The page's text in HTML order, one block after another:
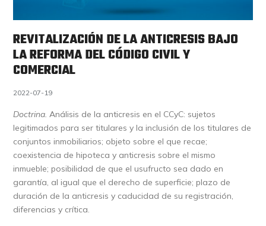
REVITALIZACIÓN DE LA ANTICRESIS BAJO
LA REFORMA DEL CÓDIGO CIVIL Y
COMERCIAL
2022-07-19
Doctrina. Análisis de la anticresis en el CCyC: sujetos
legitimados para ser titulares y la inclusión de los titulares de
conjuntos inmobiliarios; objeto sobre el que recae;
coexistencia de hipoteca y anticresis sobre el mismo
inmueble; posibilidad de que el usufructo sea dado en
garantía, al igual que el derecho de superficie; plazo de
duración de la anticresis y caducidad de su registración,
diferencias y crítica.